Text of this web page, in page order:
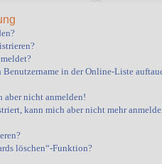
in der Online-Liste
aber nicht anmelden!
kann mich aber nicht mehr
löschen“-Funktion?